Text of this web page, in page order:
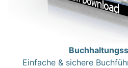
Einfache & sichere